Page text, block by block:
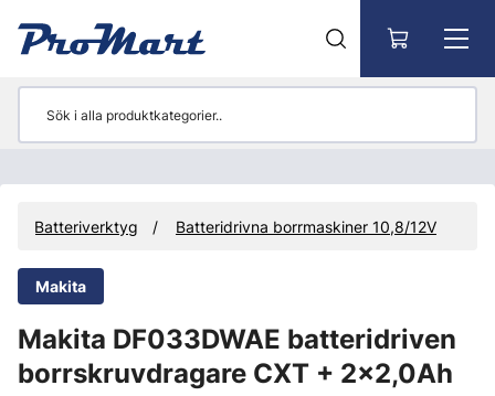
Batteriverktyg Batteridrivna borrmaskiner 10,8/12V
Makita
Makita DF033DWAE batteridriven
borrskruvdragare CXT + 2x2,0Ah